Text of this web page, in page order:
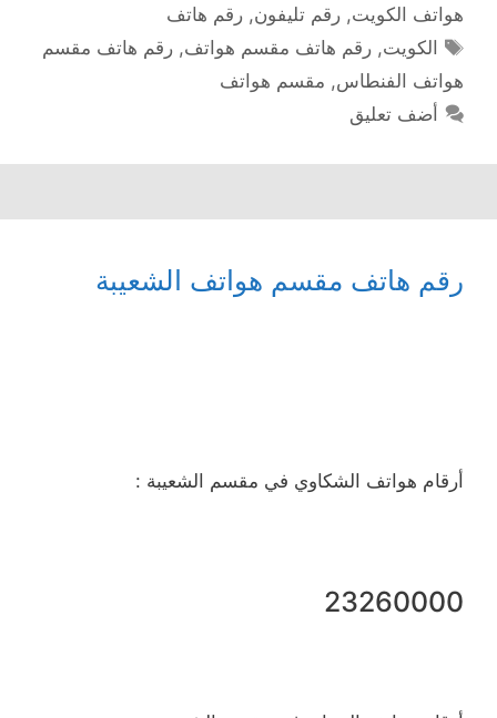
هواتف الكويت, رقم تليفون, رقم هاتف
الوسوم
الكويت,رقم هاتف مقسم هواتف,رقم هاتف مقسم
هواتف الفنطاس, مقسم هواتف
أضف تعليق
رقم هاتف مقسم هواتف الشعيبة
أرقام هواتف الشكاوي في مقسم الشعيبة :
23260000